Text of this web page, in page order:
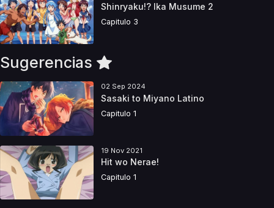
Shinryaku!? Ika Musume 2
Capitulo 3
Sugerencias
02 Sep 2024
Sasaki to Miyano Latino
Capitulo 1
19 Nov 2021
Hit wo Nerae!
Capitulo 1